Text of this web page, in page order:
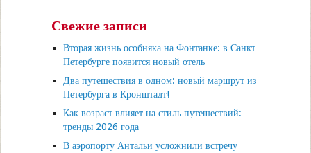
Свежие записи
Вторая жизнь особняка на Фонтанке: в Санкт
Петербурге появится новый отель
Два путешествия в одном: новый маршрут из
Петербурга в Кронштадт!
Как возраст влияет на стиль путешествий:
тренды 2026 года
В аэропорту Антальи усложнили встречу